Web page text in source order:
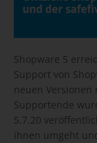
Shopware 5
Support von
neuen Versionen
Supportende
5.7.20
ihnen umgeht